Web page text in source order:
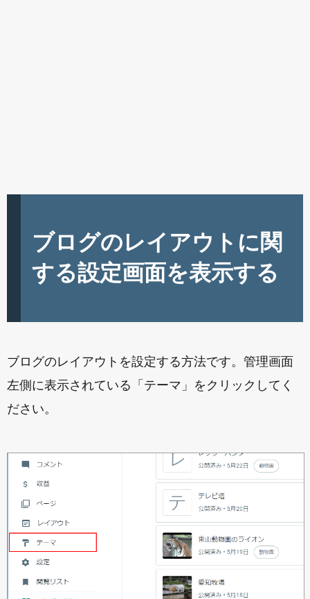
ブログのレイアウトに関
する設定画面を表示する
ブログのレイアウトを設定する方法です。管理画面
左側に表示されている「テーマ」をクリックしてく
ださい。